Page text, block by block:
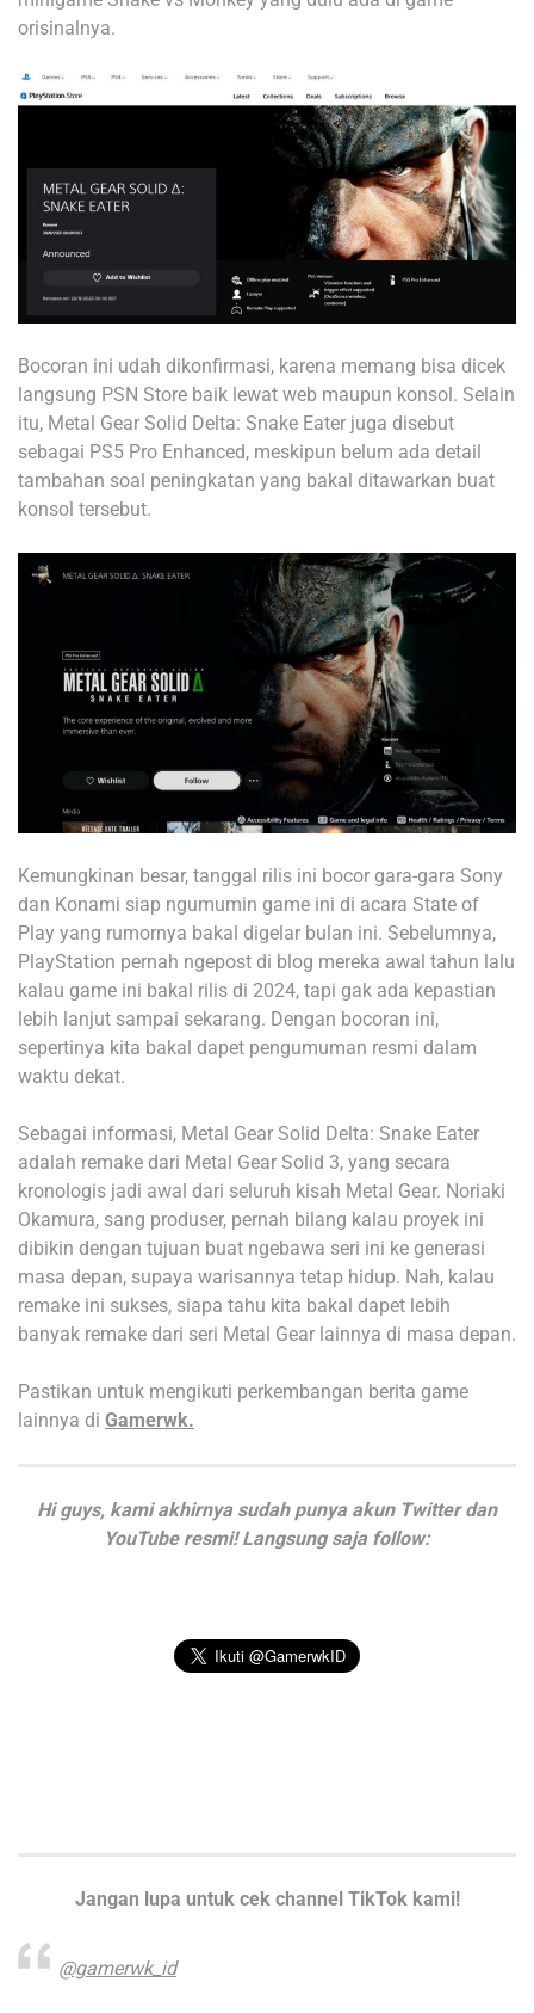
orisinalnya.
Bocoran ini udah dikonfirmasi, karena memang bisa dicek
langsung PSN Store baik lewat web maupun konsol. Selain
itu, Metal Gear Solid Delta: Snake Eater juga disebut
sebagai PS5 Pro Enhanced, meskipun belum ada detail
tambahan soal peningkatan yang bakal ditawarkan buat
konsol tersebut.
Kemungkinan besar, tanggal rilis ini bocor gara-gara Sony
dan Konami siap ngumumin game ini di acara State of
Play yang rumornya bakal digelar bulan ini. Sebelumnya,
PlayStation pernah ngepost di blog mereka awal tahun lalu
kalau game ini bakal rilis di 2024, tapi gak ada kepastian
lebih lanjut sampai sekarang. Dengan bocoran ini,
sepertinya kita bakal dapet pengumuman resmi dalam
waktu dekat.
Sebagai informasi, Metal Gear Solid Delta: Snake Eater
adalah remake dari Metal Gear Solid 3, yang secara
kronologis jadi awal dari seluruh kisah Metal Gear. Noriaki
Okamura, sang produser, pernah bilang kalau proyek ini
dibikin dengan tujuan buat ngebawa seri ini ke generasi
masa depan, supaya warisannya tetap hidup. Nah, kalau
remake ini sukses, siapa tahu kita bakal dapet lebih
banyak remake dari seri Metal Gear lainnya di masa depan.
Pastikan untuk mengikuti perkembangan berita game
lainnya di Gamerwk.
Hi guys, kami akhirnya sudah punya akun Twitter dan
YouTube resmi! Langsung saja follow:
Jangan lupa untuk cek channel TikTok kami!
@gamerwk_id